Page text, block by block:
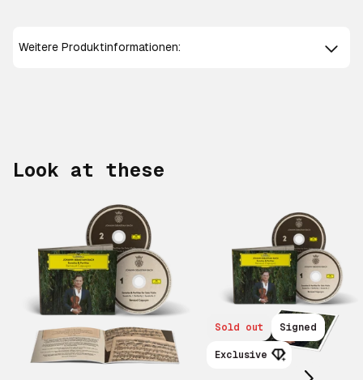
Weitere Produktinformationen:
Look at these
Sold out Signed
Exclusive Scroll right